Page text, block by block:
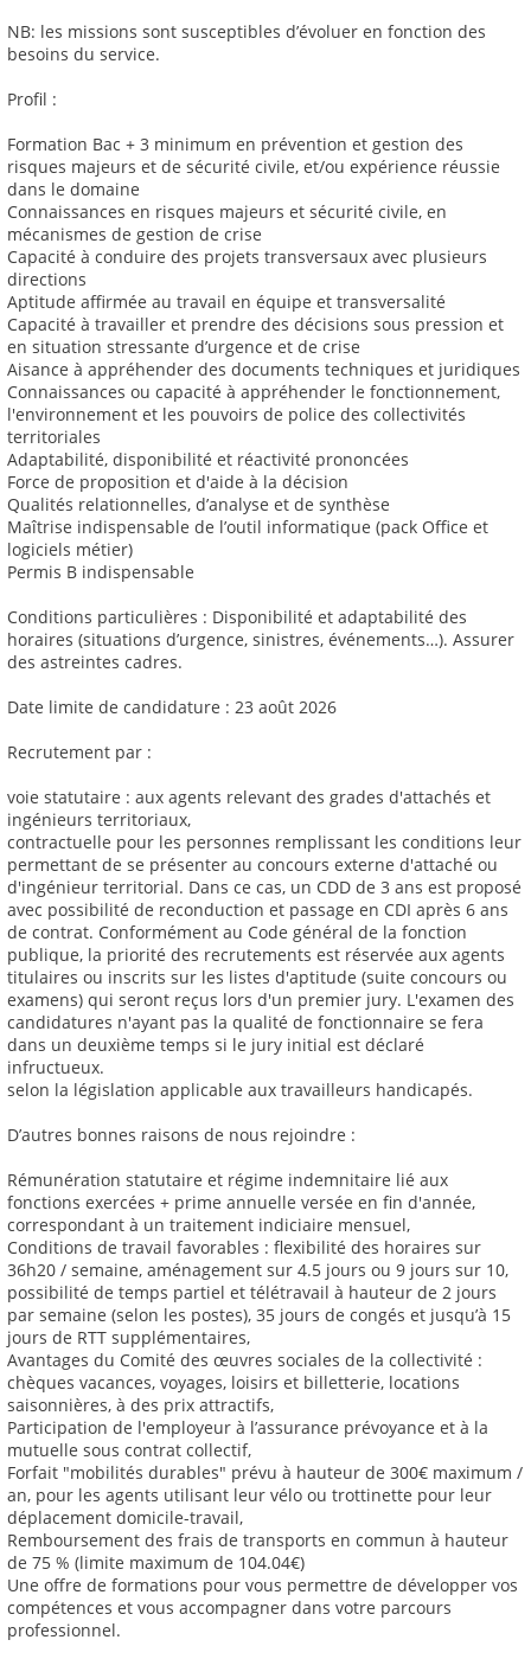
NB: les missions sont susceptibles d’évoluer en fonction des
besoins du service.
Profil :
Formation Bac + 3 minimum en prévention et gestion des
risques majeurs et de sécurité civile, et/ou expérience réussie
dans le domaine
Connaissances en risques majeurs et sécurité civile, en
mécanismes de gestion de crise
Capacité à conduire des projets transversaux avec plusieurs
directions
Aptitude affirmée au travail en équipe et transversalité
Capacité à travailler et prendre des décisions sous pression et
en situation stressante d’urgence et de crise
Aisance à appréhender des documents techniques et juridiques
Connaissances ou capacité à appréhender le fonctionnement,
l'environnement et les pouvoirs de police des collectivités
territoriales
Adaptabilité, disponibilité et réactivité prononcées
Force de proposition et d'aide à la décision
Qualités relationnelles, d’analyse et de synthèse
Maîtrise indispensable de l’outil informatique (pack Office et
logiciels métier)
Permis B indispensable
Conditions particulières : Disponibilité et adaptabilité des
horaires (situations d’urgence, sinistres, événements…). Assurer
des astreintes cadres.
Date limite de candidature : 23 août 2026
Recrutement par :
voie statutaire : aux agents relevant des grades d'attachés et
ingénieurs territoriaux,
contractuelle pour les personnes remplissant les conditions leur
permettant de se présenter au concours externe d'attaché ou
d'ingénieur territorial. Dans ce cas, un CDD de 3 ans est proposé
avec possibilité de reconduction et passage en CDI après 6 ans
de contrat. Conformément au Code général de la fonction
publique, la priorité des recrutements est réservée aux agents
titulaires ou inscrits sur les listes d'aptitude (suite concours ou
examens) qui seront reçus lors d'un premier jury. L'examen des
candidatures n'ayant pas la qualité de fonctionnaire se fera
dans un deuxième temps si le jury initial est déclaré
infructueux.
selon la législation applicable aux travailleurs handicapés.
D’autres bonnes raisons de nous rejoindre :
Rémunération statutaire et régime indemnitaire lié aux
fonctions exercées + prime annuelle versée en fin d'année,
correspondant à un traitement indiciaire mensuel,
Conditions de travail favorables : flexibilité des horaires sur
36h20 / semaine, aménagement sur 4.5 jours ou 9 jours sur 10,
possibilité de temps partiel et télétravail à hauteur de 2 jours
par semaine (selon les postes), 35 jours de congés et jusqu’à 15
jours de RTT supplémentaires,
Avantages du Comité des œuvres sociales de la collectivité :
chèques vacances, voyages, loisirs et billetterie, locations
saisonnières, à des prix attractifs,
Participation de l'employeur à l’assurance prévoyance et à la
mutuelle sous contrat collectif,
Forfait "mobilités durables" prévu à hauteur de 300€ maximum /
an, pour les agents utilisant leur vélo ou trottinette pour leur
déplacement domicile-travail,
Remboursement des frais de transports en commun à hauteur
de 75 % (limite maximum de 104.04€)
Une offre de formations pour vous permettre de développer vos
compétences et vous accompagner dans votre parcours
professionnel.